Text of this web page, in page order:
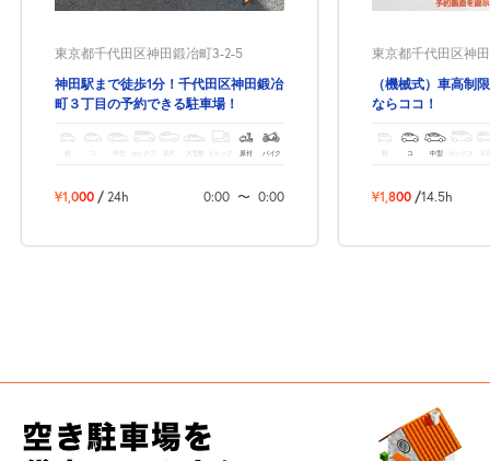
東京都千代田区神田鍛冶町3-2-5
神田駅まで徒歩1分！千代田区神田鍛冶
町３丁目の予約できる駐車場！
軽 中型 ボックス SUV 大型車 トラック 原付 バイク
¥1,000 / 24h 0:00 〜 0:00
東京都千代田区神
（機械式）車高制
ならココ！
軽 コ 中型 ボックス
¥1,800 /14.5h